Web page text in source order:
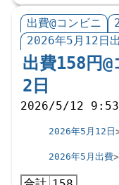
出費@コンビニ
2026年5月12日
出費158円
2日
2026/5/12
2026年5月12日
2026年5月出費